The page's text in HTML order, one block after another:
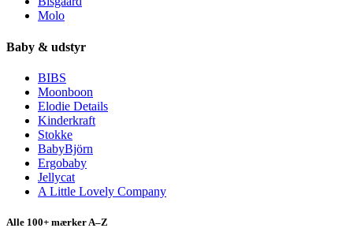
Molo
Baby & udstyr
BIBS
Moonboon
Elodie Details
Kinderkraft
Stokke
BabyBjörn
Ergobaby
Jellycat
A Little Lovely Company
Alle 100+ mærker A–Z